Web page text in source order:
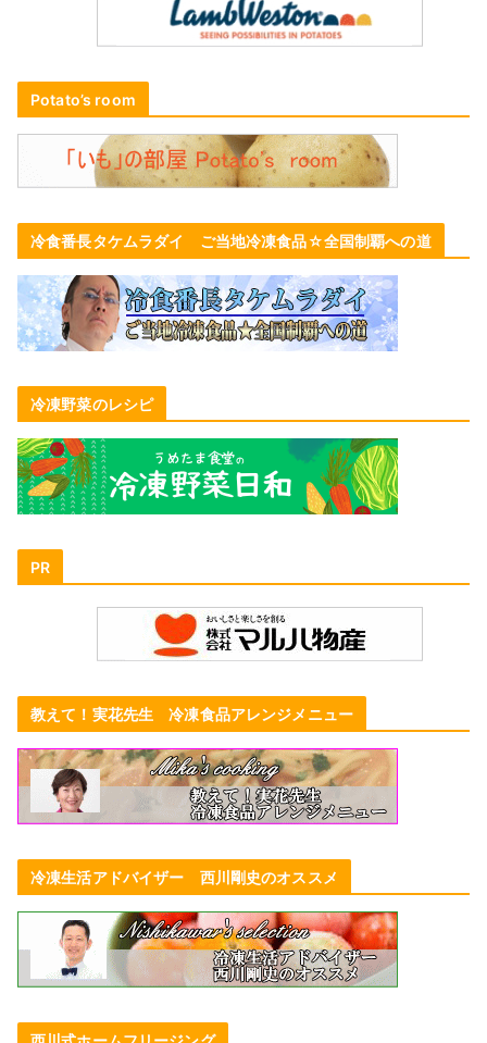
Potato’s room
冷食番長タケムラダイ ご当地冷凍食品☆全国制覇への道
冷凍野菜のレシピ
PR
教えて！実花先生 冷凍食品アレンジメニュー
冷凍生活アドバイザー 西川剛史のオススメ